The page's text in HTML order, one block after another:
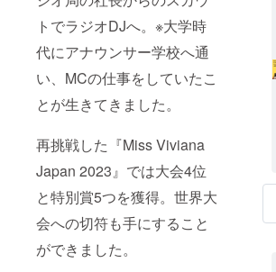
トでラジオDJへ。※大学時
代にアナウンサー学校へ通
い、MCの仕事をしていたこ
とが生きてきました。
再挑戦した『Miss Viviana
Japan 2023』では大会4位
と特別賞5つを獲得。世界大
会への切符も手にすること
ができました。